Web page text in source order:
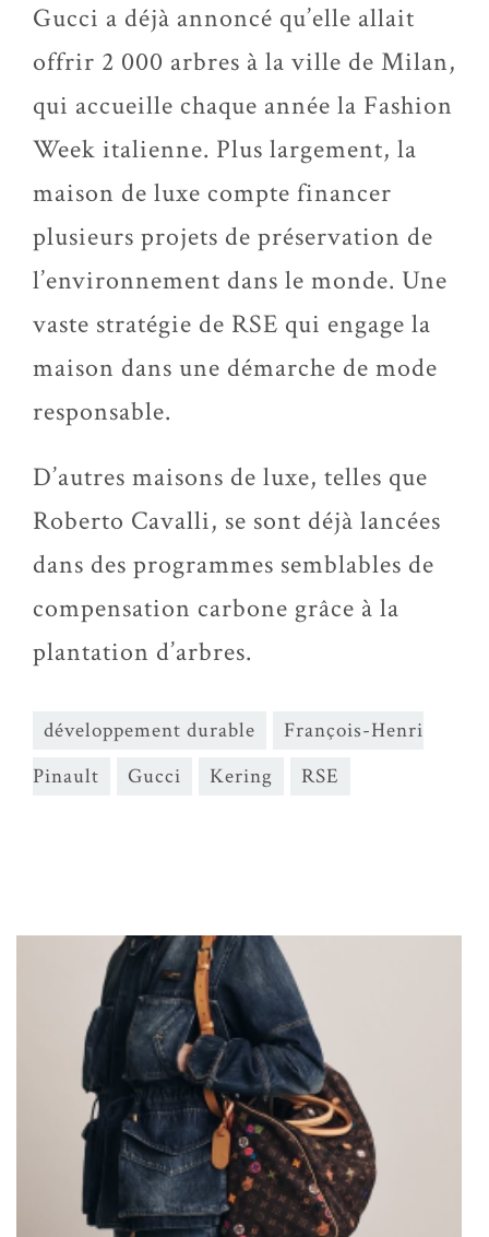
Gucci a déjà annoncé qu’elle allait
offrir 2 000 arbres à la ville de Milan,
qui accueille chaque année la Fashion
Week italienne. Plus largement, la
maison de luxe compte financer
plusieurs projets de préservation de
l’environnement dans le monde. Une
vaste stratégie de RSE qui engage la
maison dans une démarche de mode
responsable.
D’autres maisons de luxe, telles que
Roberto Cavalli, se sont déjà lancées
dans des programmes semblables de
compensation carbone grâce à la
plantation d’arbres.
développement durable
François-Henri
Pinault
Gucci Kering RSE